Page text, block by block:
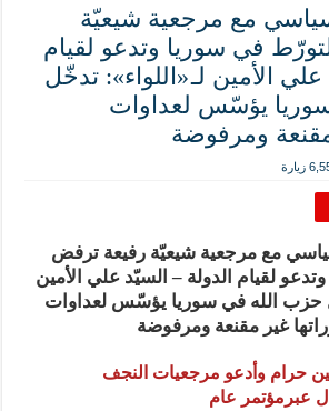
يجوز أن تكون على حساب الأوطان
ولا أحزابنا ولا جماعاتنا، بل الإنصهار الوطني والدولة
تجاوزه
النّظام كما لا تأتي المضرة من مسيحية النظام
حتماً
مع مرجعية شيعيّة
في سوريا وتدعو لقيام
الأمين لـ «اللواء»: تدخّل
يؤسّس لعداوات
مقنعة ومرفوضة
زيارة
مع مرجعية شيعيّة رفيعة ترفض
لقيام الدولة – السيّد علي الأمين
حزب الله في سوريا يؤسّس لعداوات
غير مقنعة ومرفوضة
حرام وأدعو مرجعيات النجف
عبرمؤتمر عام